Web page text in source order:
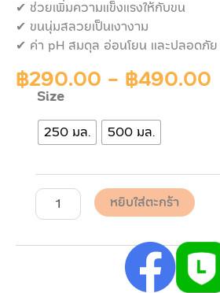
✔ ช่วยเพิ่มความแข็งแรงให้กับขน
✔ ขนนุ่มสลวยเป็นเงางาม
✔ ค่า pH สมดุล อ่อนโยน และปลอดภัย
฿290.00 - ฿490.00
Size
250 มล. 500 มล.
จำนวน
Pawdy
Shampoo
ดี้
แชมพู
สูตร
หยิบใส่ตะกร้า